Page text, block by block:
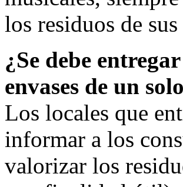
los residuos de
¿Se debe
envases de un
Los locales que
informar a los
valorizar los